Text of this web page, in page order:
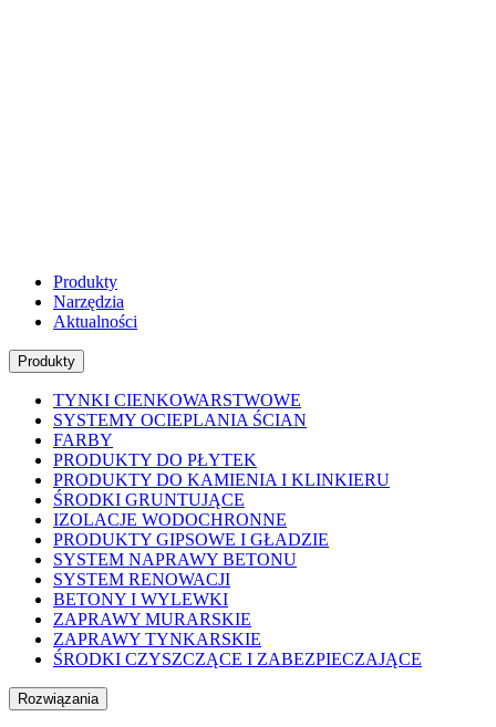
Produkty
Narzędzia
Aktualności
Produkty
TYNKI CIENKOWARSTWOWE
SYSTEMY OCIEPLANIA ŚCIAN
FARBY
PRODUKTY DO PŁYTEK
PRODUKTY DO KAMIENIA I KLINKIERU
ŚRODKI GRUNTUJĄCE
IZOLACJE WODOCHRONNE
PRODUKTY GIPSOWE I GŁADZIE
SYSTEM NAPRAWY BETONU
SYSTEM RENOWACJI
BETONY I WYLEWKI
ZAPRAWY MURARSKIE
ZAPRAWY TYNKARSKIE
ŚRODKI CZYSZCZĄCE I ZABEZPIECZAJĄCE
Rozwiązania